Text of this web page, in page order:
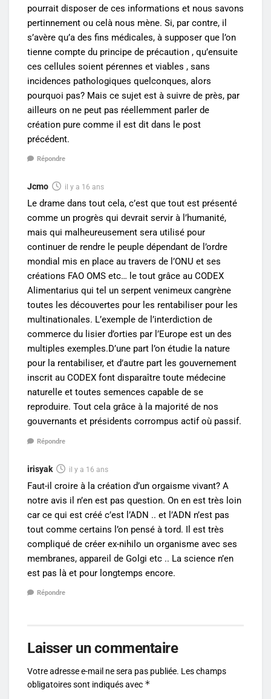
pourrait disposer de ces informations et nous savons
pertinnement ou celà nous mène. Si, par contre, il
s’avère qu’a des fins médicales, à supposer que l’on
tienne compte du principe de précaution , qu’ensuite
ces cellules soient pérennes et viables , sans
incidences pathologiques quelconques, alors
pourquoi pas? Mais ce sujet est à suivre de près, par
ailleurs on ne peut pas réellemment parler de
création pure comme il est dit dans le post
précédent.
Répondre
Jcmo il y a 16 ans
Le drame dans tout cela, c’est que tout est présenté
comme un progrès qui devrait servir à l’humanité,
mais qui malheureusement sera utilisé pour
continuer de rendre le peuple dépendant de l’ordre
mondial mis en place au travers de l’ONU et ses
créations FAO OMS etc… le tout grâce au CODEX
Alimentarius qui tel un serpent venimeux cangrène
toutes les découvertes pour les rentabiliser pour les
multinationales. L’exemple de l’interdiction de
commerce du lisier d’orties par l’Europe est un des
multiples exemples.D’une part l’on étudie la nature
pour la rentabiliser, et d’autre part les gouvernement
inscrit au CODEX font disparaître toute médecine
naturelle et toutes semences capable de se
reproduire. Tout cela grâce à la majorité de nos
gouvernants et présidents corrompus actif où passif.
Répondre
irisyak il y a 16 ans
Faut-il croire à la création d’un orgaisme vivant? A
notre avis il n’en est pas question. On en est très loin
car ce qui est créé c’est l’ADN .. et l’ADN n’est pas
tout comme certains l’on pensé à tord. Il est très
compliqué de créer ex-nihilo un organisme avec ses
membranes, appareil de Golgi etc .. La science n’en
est pas là et pour longtemps encore.
Répondre
Laisser un commentaire
Votre adresse e-mail ne sera pas publiée. Les champs
obligatoires sont indiqués avec *